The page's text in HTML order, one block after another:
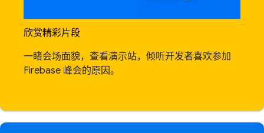
欣赏精彩片段
一睹会场面貌，查看演示站，倾听开发者喜欢参加
Firebase 峰会的原因。